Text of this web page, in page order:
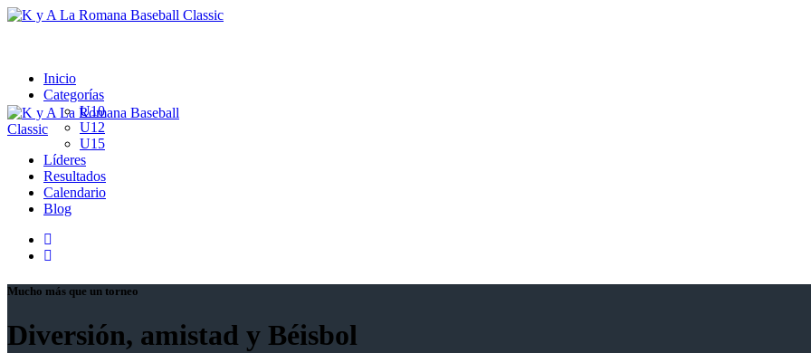
Inicio
Categorías
U10
U12
U15
Líderes
Resultados
Calendario
Blog
Mucho más que un torneo
Diversión, amistad y Béisbol